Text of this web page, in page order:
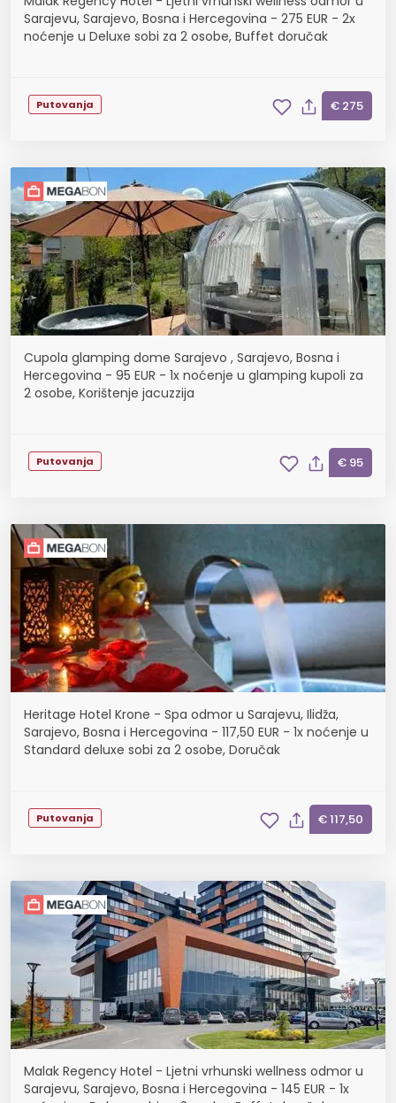
Sarajevu, Sarajevo, Bosna i Hercegovina - 275 EUR - 2x
noćenje u Deluxe sobi za 2 osobe, Buffet doručak
Putovanja € 275
Cupola glamping dome Sarajevo , Sarajevo, Bosna i
Hercegovina - 95 EUR - 1x noćenje u glamping kupoli za
2 osobe, Korištenje jacuzzija
Putovanja € 95
Heritage Hotel Krone - Spa odmor u Sarajevu, Ilidža,
Sarajevo, Bosna i Hercegovina - 117,50 EUR - 1x noćenje u
Standard deluxe sobi za 2 osobe, Doručak
Putovanja € 117,50
Malak Regency Hotel - Ljetni vrhunski wellness odmor u
Sarajevu, Sarajevo, Bosna i Hercegovina - 145 EUR - 1x